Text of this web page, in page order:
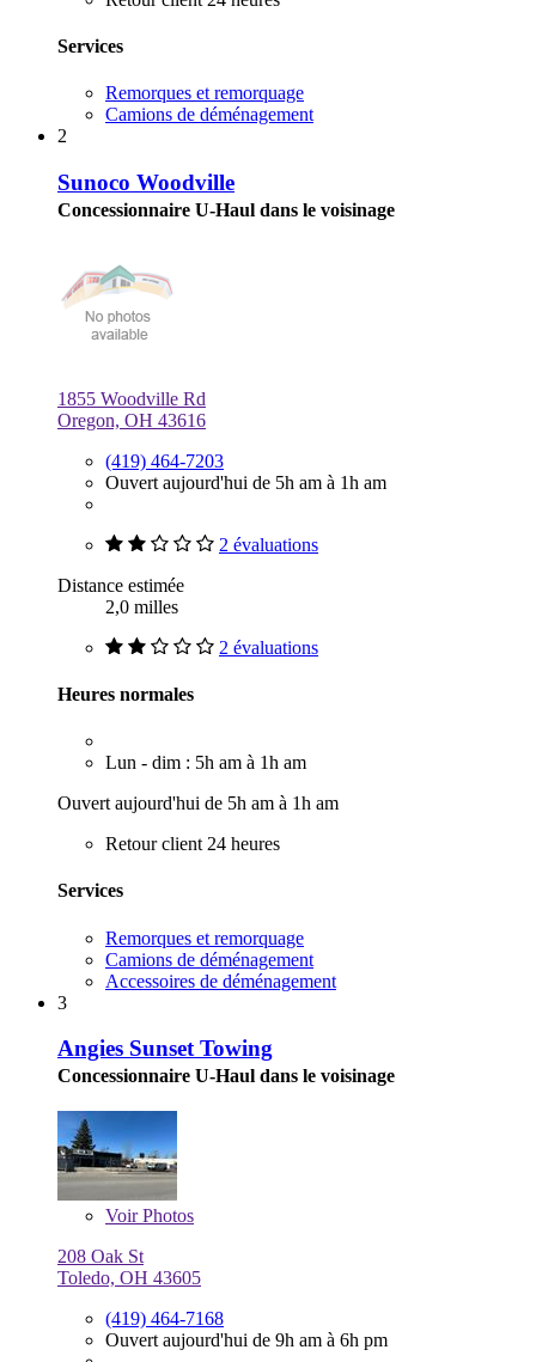
Services
Remorques et remorquage
Camions de déménagement
2
Sunoco Woodville
Concessionnaire U-Haul dans le voisinage
1855 Woodville Rd
Oregon, OH 43616
(419) 464-7203
Ouvert aujourd'hui de 5h am à 1h am
2 évaluations
Distance estimée
2,0 milles
2 évaluations
Heures normales
Lun - dim : 5h am à 1h am
Ouvert aujourd'hui de 5h am à 1h am
Retour client 24 heures
Services
Remorques et remorquage
Camions de déménagement
Accessoires de déménagement
3
Angies Sunset Towing
Concessionnaire U-Haul dans le voisinage
VoirPhotos
208 Oak St
Toledo, OH 43605
(419) 464-7168
Ouvert aujourd'hui de 9h am à 6h pm